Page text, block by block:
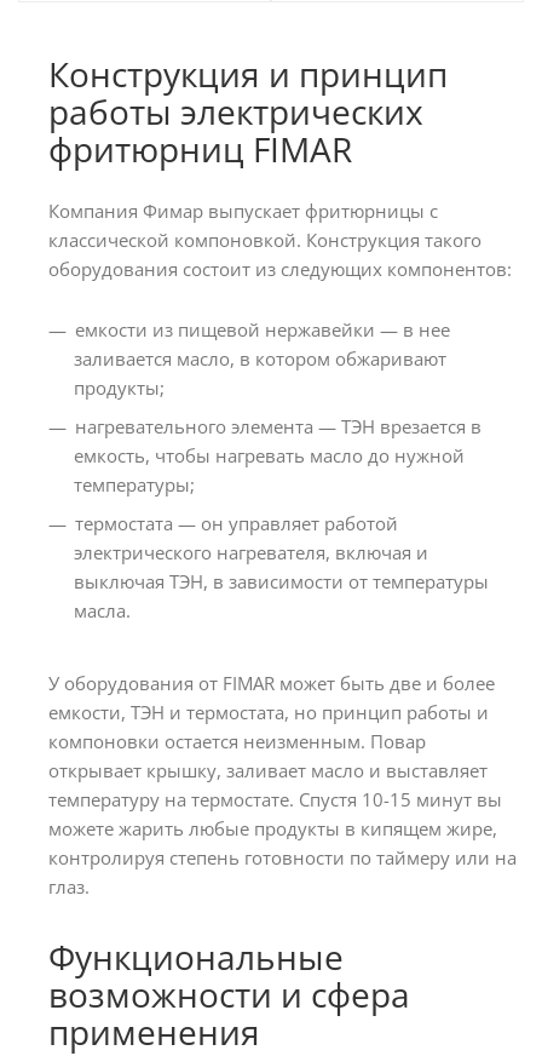
Конструкция и принцип
работы электрических
фритюрниц FIMAR
Компания Фимар выпускает фритюрницы с
классической компоновкой. Конструкция такого
оборудования состоит из следующих компонентов:
емкости из пищевой нержавейки — в нее
заливается масло, в котором обжаривают
продукты;
нагревательного элемента — ТЭН врезается в
емкость, чтобы нагревать масло до нужной
температуры;
термостата — он управляет работой
электрического нагревателя, включая и
выключая ТЭН, в зависимости от температуры
масла.
У оборудования от FIMAR может быть две и более
емкости, ТЭН и термостата, но принцип работы и
компоновки остается неизменным. Повар
открывает крышку, заливает масло и выставляет
температуру на термостате. Спустя 10-15 минут вы
можете жарить любые продукты в кипящем жире,
контролируя степень готовности по таймеру или на
глаз.
Функциональные
возможности и сфера
применения